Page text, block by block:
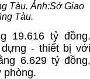
Tàu. Ảnh:Sở Giao
Tàu.
19.616 tỷ
- thiết bị
6.629 tỷ
phòng.